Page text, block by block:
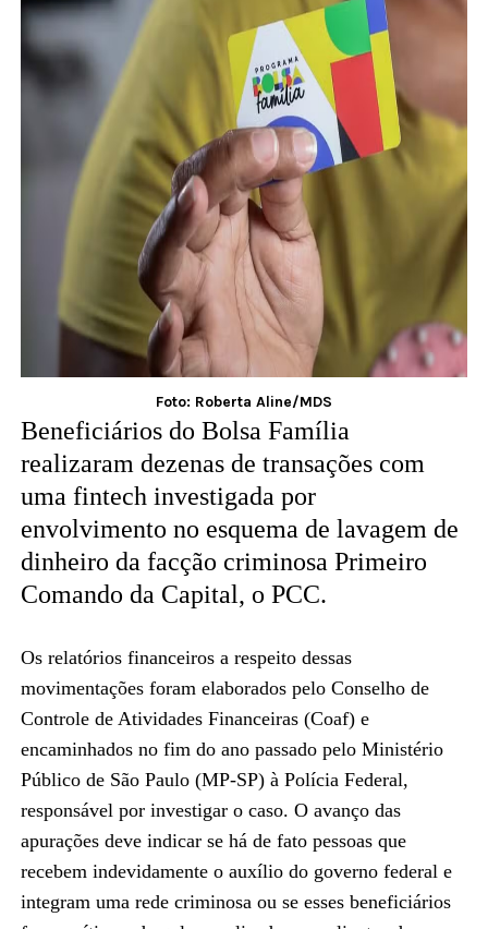
Foto: Roberta Aline/MDS
Beneficiários do Bolsa Família
realizaram dezenas de transações com
uma fintech investigada por
envolvimento no esquema de lavagem de
dinheiro da facção criminosa Primeiro
Comando da Capital, o PCC.
Os relatórios financeiros a respeito dessas
movimentações foram elaborados pelo Conselho de
Controle de Atividades Financeiras (Coaf) e
encaminhados no fim do ano passado pelo Ministério
Público de São Paulo (MP-SP) à Polícia Federal,
responsável por investigar o caso. O avanço das
apurações deve indicar se há de fato pessoas que
recebem indevidamente o auxílio do governo federal e
integram uma rede criminosa ou se esses beneficiários